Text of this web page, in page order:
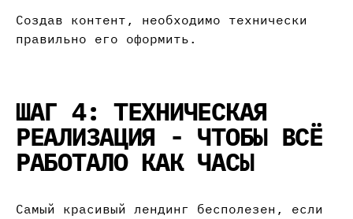
Создав контент, необходимо технически
правильно его оформить.
ШАГ 4: ТЕХНИЧЕСКАЯ
РЕАЛИЗАЦИЯ - ЧТОБЫ ВСЁ
РАБОТАЛО КАК ЧАСЫ
Самый красивый лендинг бесполезен, если